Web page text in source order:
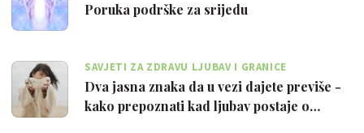
Poruka podrške za srijedu
SAVJETI ZA ZDRAVU LJUBAV I GRANICE
Dva jasna znaka da u vezi dajete previše -
kako prepoznati kad ljubav postaje o…